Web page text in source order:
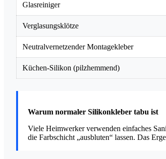
Glasreiniger
Verglasungsklötze
Neutralvernetzender Montagekleber
Küchen-Silikon (pilzhemmend)
Warum normaler Silikonkleber tabu ist
Viele Heimwerker verwenden einfaches
die Farbschicht „ausbluten“ lassen. Das